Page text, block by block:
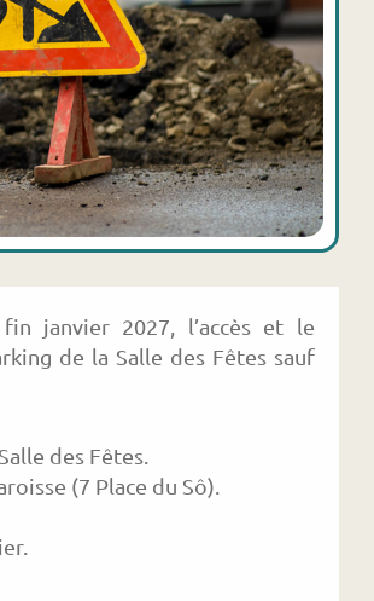
janvier 2027, l’accès et le
de la Salle des Fêtes sauf
des Fêtes.
(7 Place du Sô).